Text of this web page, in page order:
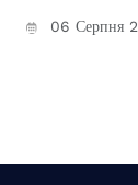
06 Серпня